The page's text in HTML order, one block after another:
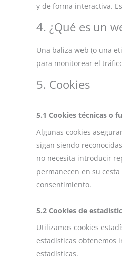
y de forma interactiva.
4. ¿Qué es un
Una baliza web (o una
para monitorear el
5. Cookies
5.1 Cookies técnicas o
Algunas cookies
sigan siendo
no necesita introducir
permanecen en su
consentimiento.
5.2 Cookies de
Utilizamos cookies
estadísticas obtenemos
estadísticas.